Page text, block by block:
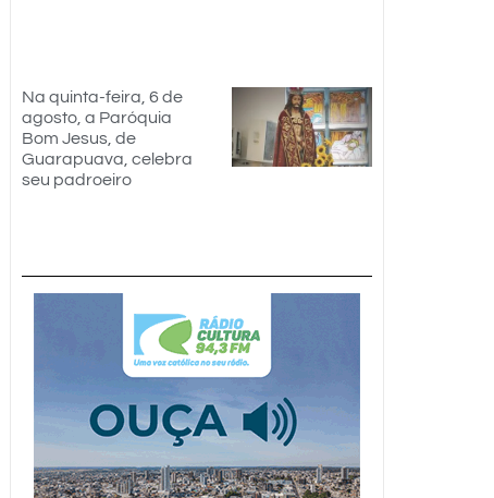
Na quinta-feira, 6 de
agosto, a Paróquia
Bom Jesus, de
Guarapuava, celebra
seu padroeiro